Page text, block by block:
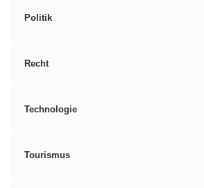
Politik
Recht
Technologie
Tourismus